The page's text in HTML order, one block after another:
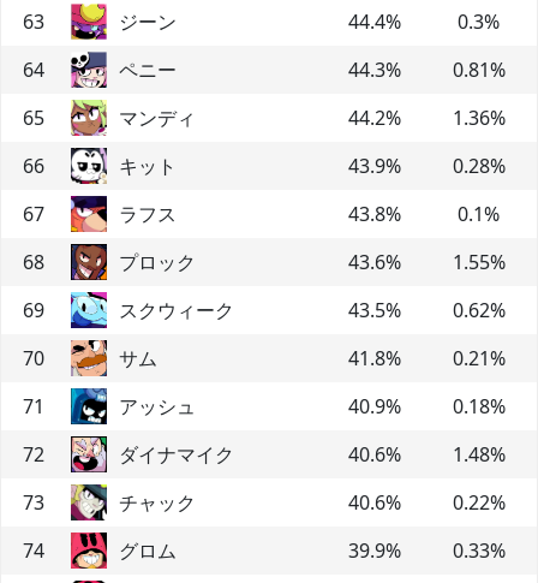
63
ジーン 44.4% 0.3%
64
ペニー 44.3% 0.81%
65
マンディ 44.2% 1.36%
66
キット 43.9% 0.28%
67
ラフス 43.8% 0.1%
68
プロック 43.6% 1.55%
69
スクウィーク 43.5% 0.62%
70
サム 41.8% 0.21%
71
アッシュ 40.9% 0.18%
72
ダイナマイク 40.6% 1.48%
73
チャック 40.6% 0.22%
74
グロム 39.9% 0.33%